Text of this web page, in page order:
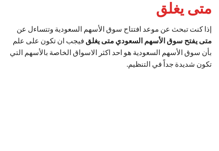
متى يغلق
إذا كنت تبحث عن موعد افتتاح سوق الأسهم السعودية وتتساءل عن
متى يفتح سوق الأسهم السعودي متى يغلق فيجب ان تكون على علم
بأن سوق الأسهم السعودية هو احد اكثر الاسواق الخاصة بالأسهم التي
تكون شديدة جداً في التنظيم.